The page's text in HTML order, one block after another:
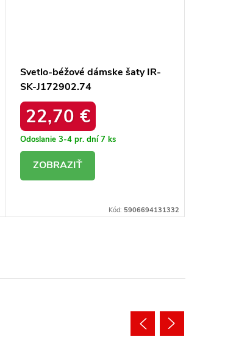
Svetlo-béžové dámske šaty IR-
SK-J172902.74
22,70 €
Odoslanie 3-4 pr. dní7 ks
Kód: 5906694131332